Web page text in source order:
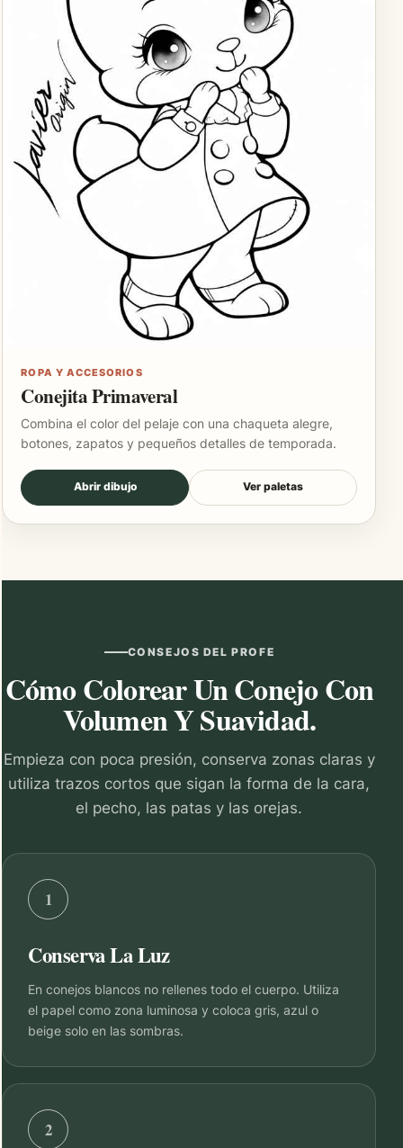
ROPA Y ACCESORIOS
Conejita Primaveral
Combina el color del pelaje con una chaqueta alegre,
botones, zapatos y pequeños detalles de temporada.
Abrir dibujo Ver paletas
CONSEJOS DEL PROFE
Cómo Colorear Un Conejo Con
Volumen Y Suavidad.
Empieza con poca presión, conserva zonas claras y
utiliza trazos cortos que sigan la forma de la cara,
el pecho, las patas y las orejas.
1
Conserva La Luz
En conejos blancos no rellenes todo el cuerpo. Utiliza
el papel como zona luminosa y coloca gris, azul o
beige solo en las sombras.
2